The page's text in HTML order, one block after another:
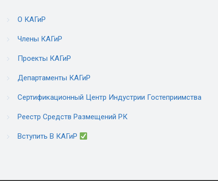
О КАГиР
Члены КАГиР
Проекты КАГиР
Департаменты КАГиР
Сертификационный Центр Индустрии Гостеприимства
Реестр Средств Размещений РК
Вступить В КАГиР